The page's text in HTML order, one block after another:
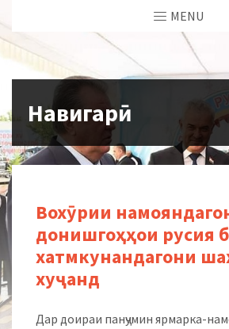
MENU
Навигарӣ
Вохӯрии
донишгоҳҳои русия
хатмкунандагони
хуҷанд
Дар доираи панҷумин ярмарка-